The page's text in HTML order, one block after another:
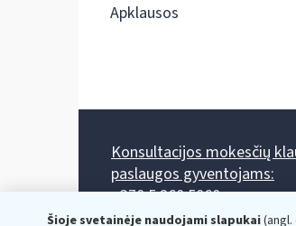
Šioje svetainėje naudojami slapukai
Apklausos
Konsultacijos mokesčių
paslaugos gyventojams:
+370 5 260 5060
Darbo laikas: I-IV 8.00-17.00, V